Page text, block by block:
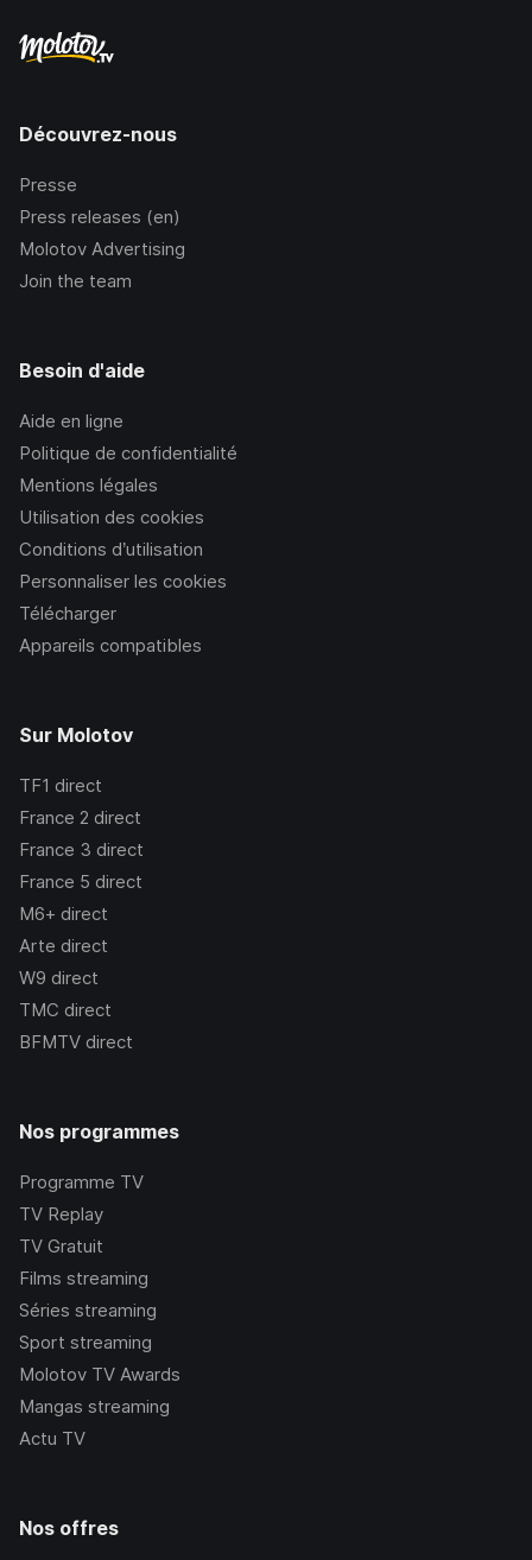
Découvrez-nous
Presse
Press releases (en)
Molotov Advertising
Join the team
Besoin d'aide
Aide en ligne
Politique de confidentialité
Mentions légales
Utilisation des cookies
Conditions d’utilisation
Personnaliser les cookies
Télécharger
Appareils compatibles
Sur Molotov
TF1 direct
France 2 direct
France 3 direct
France 5 direct
M6+ direct
Arte direct
W9 direct
TMC direct
BFMTV direct
Nos programmes
Programme TV
TV Replay
TV Gratuit
Films streaming
Séries streaming
Sport streaming
Molotov TV Awards
Mangas streaming
Actu TV
Nos offres